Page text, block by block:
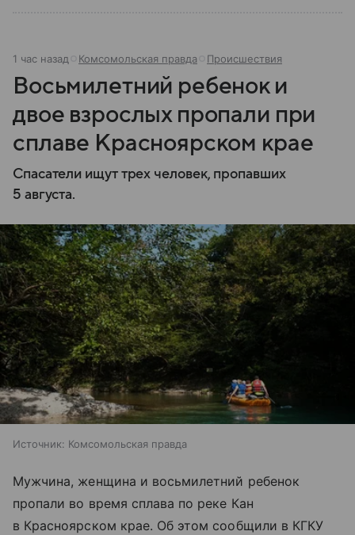
1 час назад Комсомольская правда Происшествия
Восьмилетний ребенок и
двое взрослых пропали при
сплаве Красноярском крае
Спасатели ищут трех человек, пропавших
5 августа.
Источник: Комсомольская правда
Мужчина, женщина и восьмилетний ребенок
пропали во время сплава по реке Кан
в Красноярском крае. Об этом сообщили в КГКУ